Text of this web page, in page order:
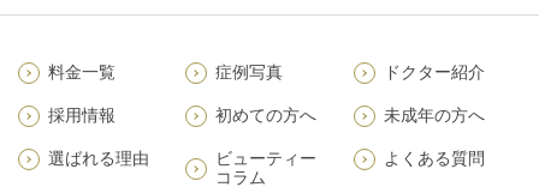
料金一覧 症例写真 ドクター紹介
採用情報 初めての方へ 未成年の方へ
選ばれる理由
ビューティー
コラム
よくある質問